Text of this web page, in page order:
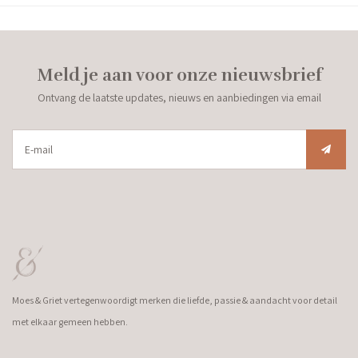
Meld je aan voor onze nieuwsbrief
Ontvang de laatste updates, nieuws en aanbiedingen via email
Moes & Griet vertegenwoordigt merken die liefde, passie & aandacht voor detail
met elkaar gemeen hebben.